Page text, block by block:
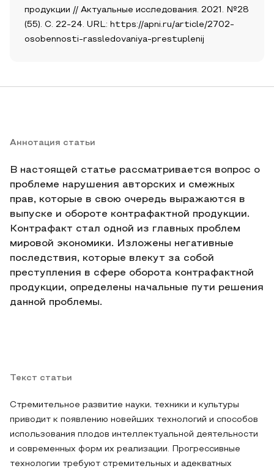
продукции // Актуальные исследования. 2021. №28
(55). С. 22-24. URL: https://apni.ru/article/2702-
osobennosti-rassledovaniya-prestuplenij
Аннотация статьи
В настоящей статье рассматривается вопрос о
проблеме нарушения авторских и смежных
прав, которые в свою очередь выражаются в
выпуске и обороте контрафактной продукции.
Контрафакт стал одной из главных проблем
мировой экономики. Изложены негативные
последствия, которые влекут за собой
преступления в сфере оборота контрафактной
продукции, определены начальные пути решения
данной проблемы.
Текст статьи
Стремительное развитие науки, техники и культуры
приводит к появлению новейших технологий и способов
использования плодов интеллектуальной деятельности
и современных форм их реализации. Прогрессивные
технологии требуют стремительных и адекватных